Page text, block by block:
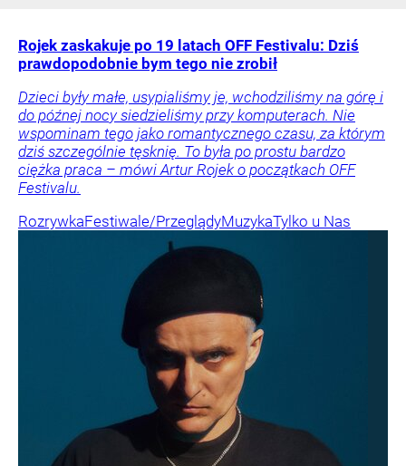
Rojek zaskakuje po 19 latach OFF Festivalu: Dziś
prawdopodobnie bym tego nie zrobił
Dzieci były małe, usypialiśmy je, wchodziliśmy na górę i
do późnej nocy siedzieliśmy przy komputerach. Nie
wspominam tego jako romantycznego czasu, za którym
dziś szczególnie tęsknię. To była po prostu bardzo
ciężka praca – mówi Artur Rojek o początkach OFF
Festivalu.
RozrywkaFestiwale/PrzeglądyMuzykaTylko u Nas